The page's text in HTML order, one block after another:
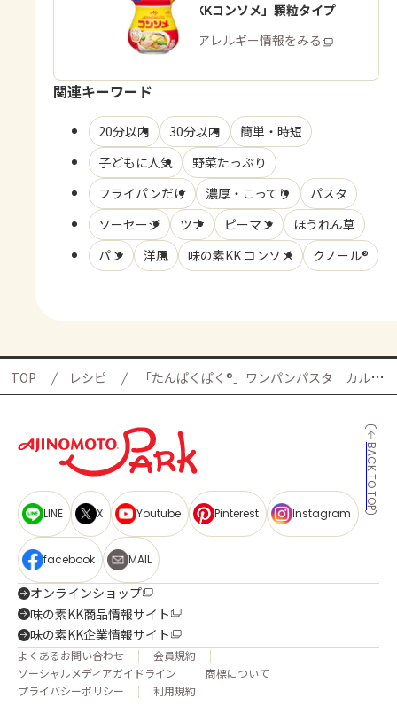
「味の素KKコンソメ」顆粒タイプ
商品・アレルギー情報をみる
関連キーワード
20分以内 30分以内
簡単・時短
子どもに人気
野菜たっぷり
フライパンだけ
濃厚・こってり
パスタ
ソーセージ
ツナ ピーマン
ほうれん草
パン
洋風 味の素KK コンソメ クノール®
TOP レシピ 「たんぱくぱく®」ワンパンパスタ カルボナーラの献立
BACK TO TOP
LINE X Youtube Pinterest Instagram
facebook MAIL
オンラインショップ
味の素KK商品情報サイト
味の素KK企業情報サイト
よくあるお問い合わせ
会員規約
ソーシャルメディアガイドライン
商標について
プライバシーポリシー
利用規約